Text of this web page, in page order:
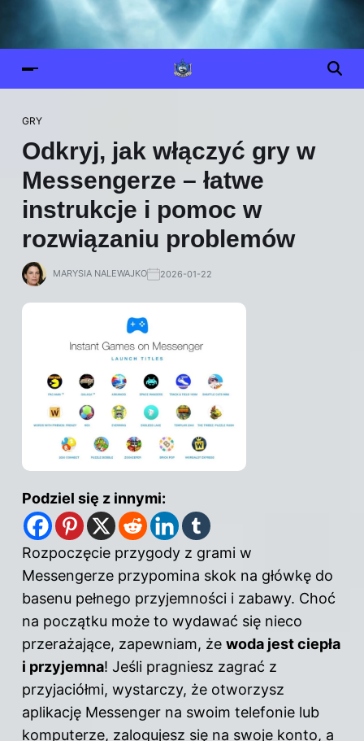
GRY
Odkryj, jak włączyć gry w
Messengerze – łatwe
instrukcje i pomoc w
rozwiązaniu problemów
MARYSIA NALEWAJKO 2026-01-22
Podziel się z innymi:
Rozpoczęcie przygody z grami w
Messengerze przypomina skok na główkę do
basenu pełnego przyjemności i zabawy. Choć
na początku może to wydawać się nieco
przerażające, zapewniam, że woda jest ciepła
i przyjemna! Jeśli pragniesz zagrać z
przyjaciółmi, wystarczy, że otworzysz
aplikację Messenger na swoim telefonie lub
komputerze, zalogujesz się na swoje konto, a